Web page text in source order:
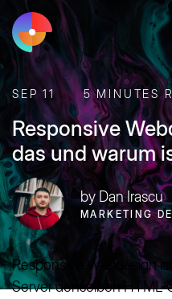
SEP 11 5 MINUTES
Responsive
das und warum
by Dan Irascu
MARKETING
Responsive Webdesign
Server denselben HTML-